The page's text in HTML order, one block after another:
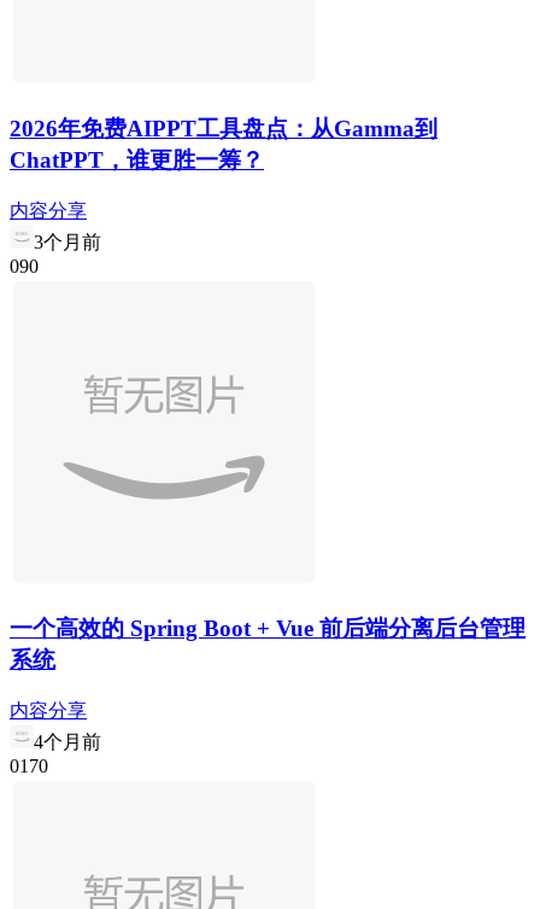
2026年免费AIPPT工具盘点：从Gamma到
ChatPPT，谁更胜一筹？
内容分享
3个月前
090
一个高效的 Spring Boot + Vue 前后端分离后台管理
系统
内容分享
4个月前
0170